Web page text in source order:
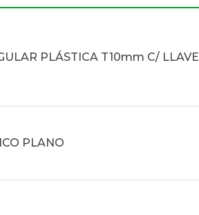
PLÁSTICA T10mm C/ LLAVE
PLANO